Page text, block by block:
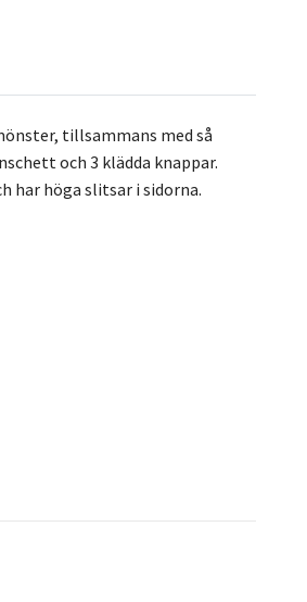
tillsammans med så
och 3 klädda knappar.
har höga slitsar i sidorna.